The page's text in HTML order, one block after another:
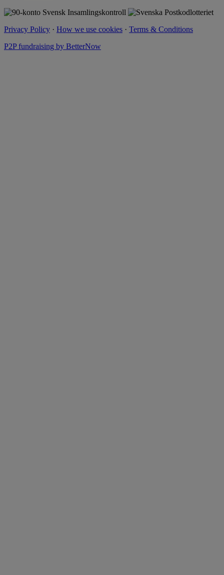
Privacy Policy · How we use cookies · Terms & Conditions
P2P fundraising by BetterNow